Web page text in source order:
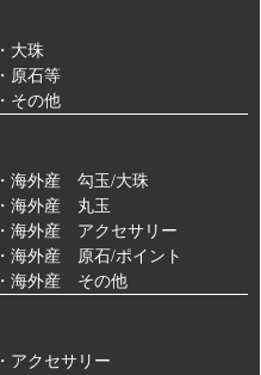
・大珠
・原石等
・その他
・海外産 勾玉/大珠
・海外産 丸玉
・海外産 アクセサリー
・海外産 原石/ポイント
・海外産 その他
・アクセサリー